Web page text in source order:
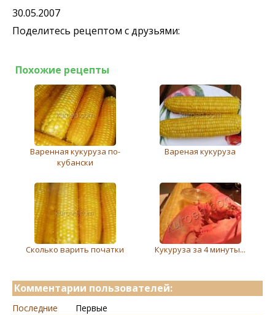
30.05.2007
Поделитесь рецептом с друзьями:
Похожие рецепты
Варенная кукуруза по-
кубански
Вареная кукуруза
Сколько варить початки Кукуруза за 4 минуты...
Комментарии пользователей:
Последние Первые